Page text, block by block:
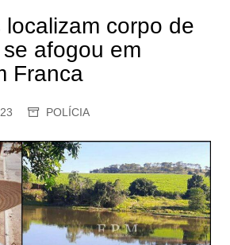
localizam corpo de
afogou em
Franca
POLÍCIA